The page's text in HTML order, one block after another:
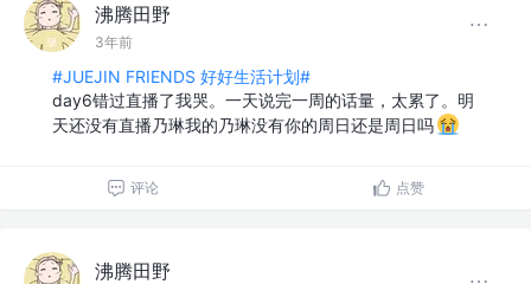
沸腾田野
3年前
#JUEJIN FRIENDS 好好生活计划#
day6错过直播了我哭。一天说完一周的话量，太累了。明
天还没有直播乃琳我的乃琳没有你的周日还是周日吗
评论 点赞
沸腾田野